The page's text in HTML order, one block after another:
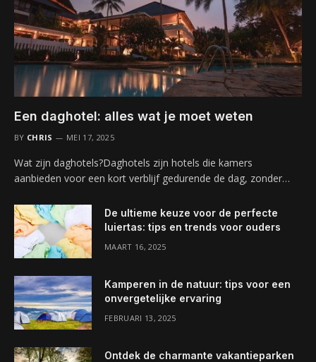
Een daghotel: alles wat je moet weten
BY CHRIS MEI 17, 2025
Wat zijn daghotels?Daghotels zijn hotels die kamers
aanbieden voor een kort verblijf gedurende de dag, zonder…
De ultieme keuze voor de perfecte
luiertas: tips en trends voor ouders
MAART 16, 2025
Kamperen in de natuur: tips voor een
onvergetelijke ervaring
FEBRUARI 13, 2025
Ontdek de charmante vakantieparken